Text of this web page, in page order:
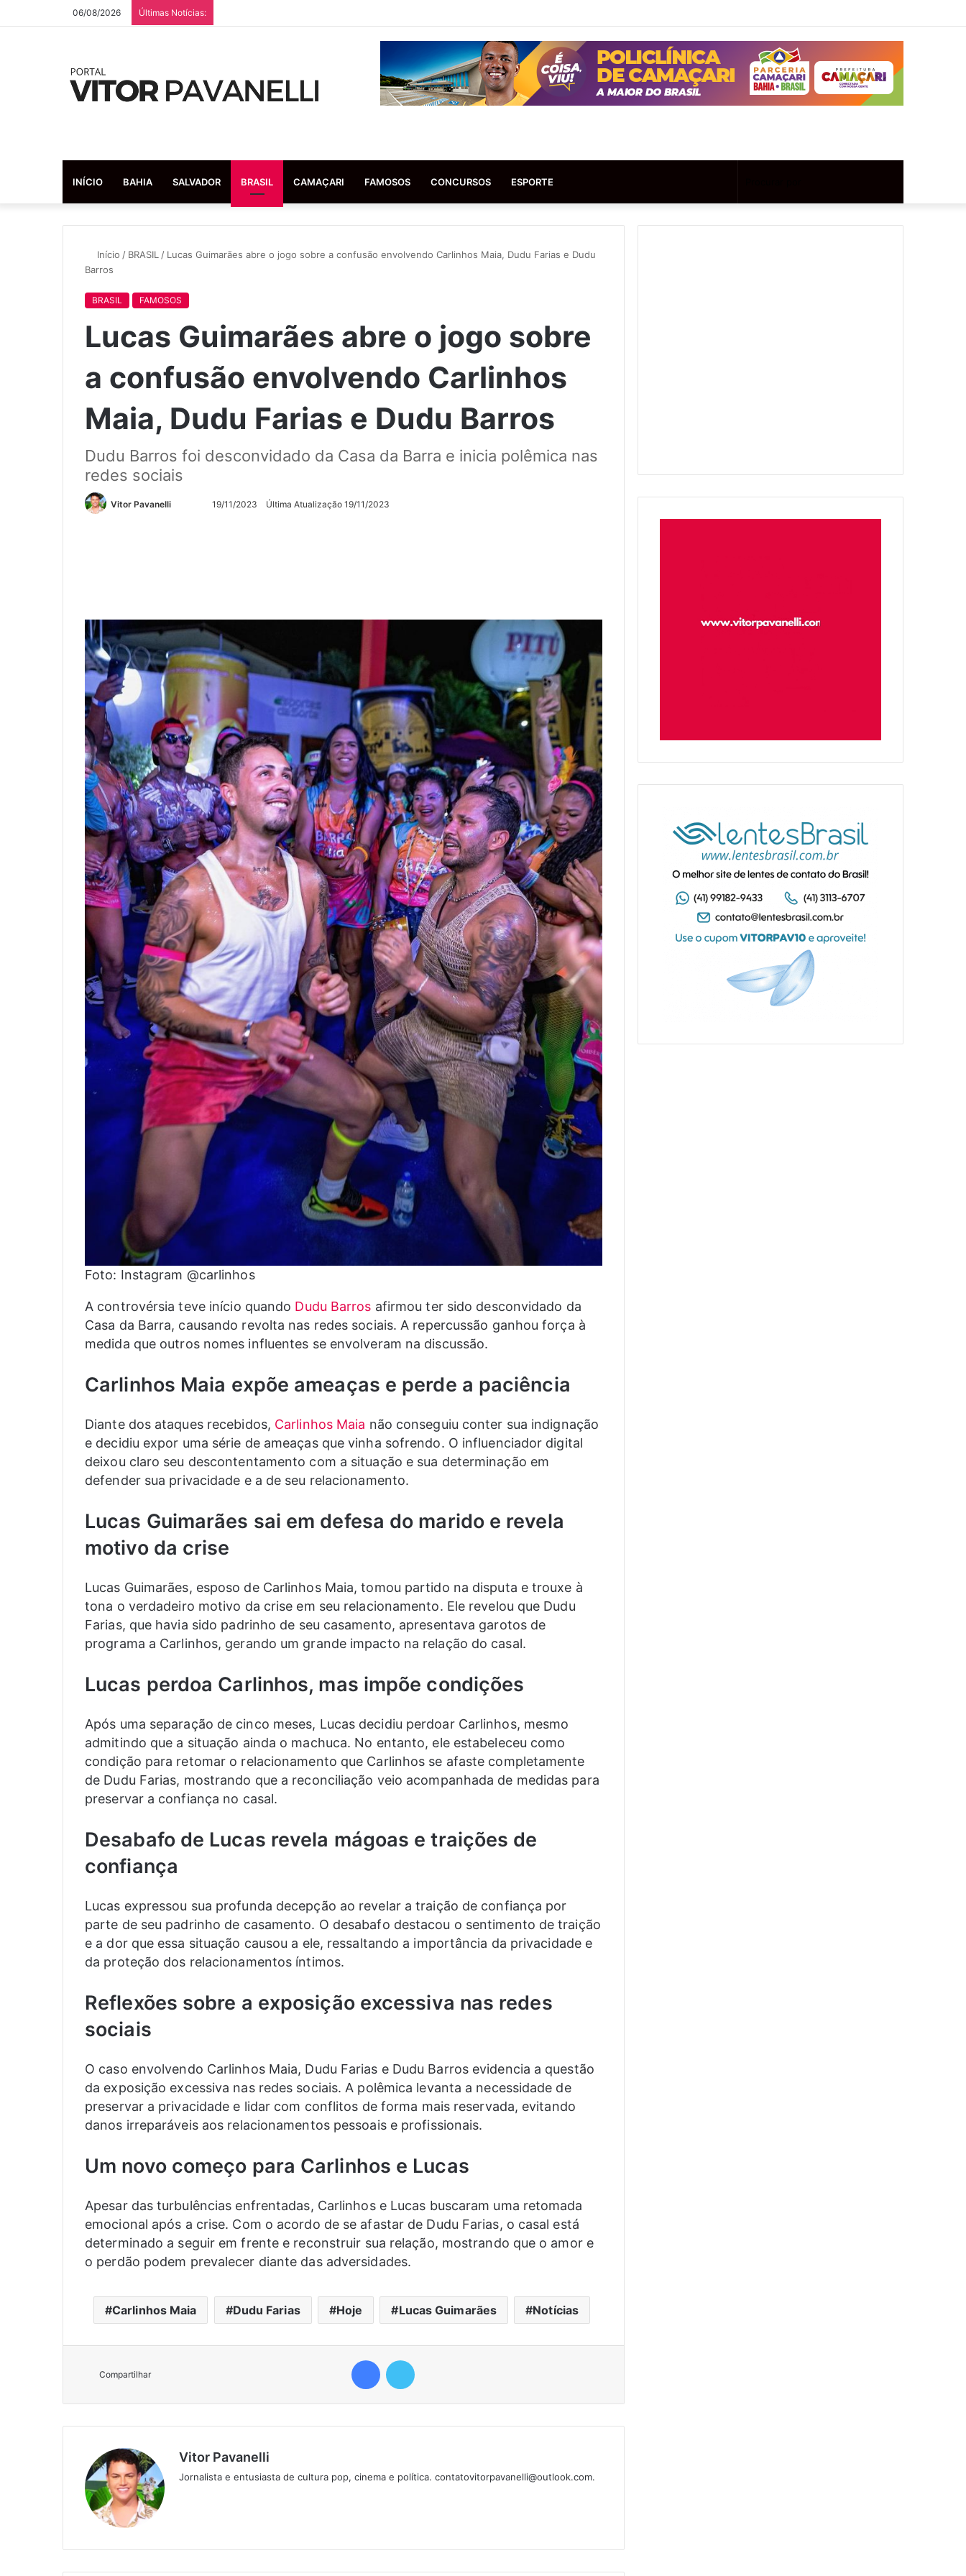
06/08/2026 Últimas Notícias:
INÍCIO BAHIA SALVADOR BRASIL CAMAÇARI FAMOSOS CONCURSOS ESPORTE
por
aleatório
Início / BRASIL / Lucas Guimarães abre o jogo sobre a confusão envolvendo Carlinhos Maia, Dudu Farias e Dudu
Barros
BRASIL FAMOSOS
Lucas Guimarães abre o jogo sobre
a confusão envolvendo Carlinhos
Maia, Dudu Farias e Dudu Barros
Dudu Barros foi desconvidado da Casa da Barra e inicia polêmica nas
redes sociais
Vitor Pavanelli
Mande19/11/2023 Última Atualização 19/11/2023
Foto: Instagram @carlinhos
A controvérsia teve início quando Dudu Barros afirmou ter sido desconvidado da
Casa da Barra, causando revolta nas redes sociais. A repercussão ganhou força à
medida que outros nomes influentes se envolveram na discussão.
Carlinhos Maia expõe ameaças e perde a paciência
Diante dos ataques recebidos, Carlinhos Maia não conseguiu conter sua indignação
e decidiu expor uma série de ameaças que vinha sofrendo. O influenciador digital
deixou claro seu descontentamento com a situação e sua determinação em
defender sua privacidade e a de seu relacionamento.
Lucas Guimarães sai em defesa do marido e revela
motivo da crise
Lucas Guimarães, esposo de Carlinhos Maia, tomou partido na disputa e trouxe à
tona o verdadeiro motivo da crise em seu relacionamento. Ele revelou que Dudu
Farias, que havia sido padrinho de seu casamento, apresentava garotos de
programa a Carlinhos, gerando um grande impacto na relação do casal.
Lucas perdoa Carlinhos, mas impõe condições
Após uma separação de cinco meses, Lucas decidiu perdoar Carlinhos, mesmo
admitindo que a situação ainda o machuca. No entanto, ele estabeleceu como
condição para retomar o relacionamento que Carlinhos se afaste completamente
de Dudu Farias, mostrando que a reconciliação veio acompanhada de medidas para
preservar a confiança no casal.
Desabafo de Lucas revela mágoas e traições de
confiança
Lucas expressou sua profunda decepção ao revelar a traição de confiança por
parte de seu padrinho de casamento. O desabafo destacou o sentimento de traição
e a dor que essa situação causou a ele, ressaltando a importância da privacidade e
da proteção dos relacionamentos íntimos.
Reflexões sobre a exposição excessiva nas redes
sociais
O caso envolvendo Carlinhos Maia, Dudu Farias e Dudu Barros evidencia a questão
da exposição excessiva nas redes sociais. A polêmica levanta a necessidade de
preservar a privacidade e lidar com conflitos de forma mais reservada, evitando
danos irreparáveis aos relacionamentos pessoais e profissionais.
Um novo começo para Carlinhos e Lucas
Apesar das turbulências enfrentadas, Carlinhos e Lucas buscaram uma retomada
emocional após a crise. Com o acordo de se afastar de Dudu Farias, o casal está
determinado a seguir em frente e reconstruir sua relação, mostrando que o amor e
o perdão podem prevalecer diante das adversidades.
Carlinhos Maia Dudu Farias Hoje Lucas Guimarães Notícias
Compartilhar
Facebook
Vitor Pavanelli
Jornalista e entusiasta de cultura pop, cinema e política. contatovitorpavanelli@outlook.com.